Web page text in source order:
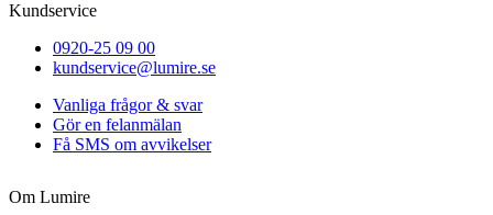
Kundservice
0920-25 09 00
kundservice@lumire.se
Vanliga frågor & svar
Gör en felanmälan
Få SMS om avvikelser
Om Lumire